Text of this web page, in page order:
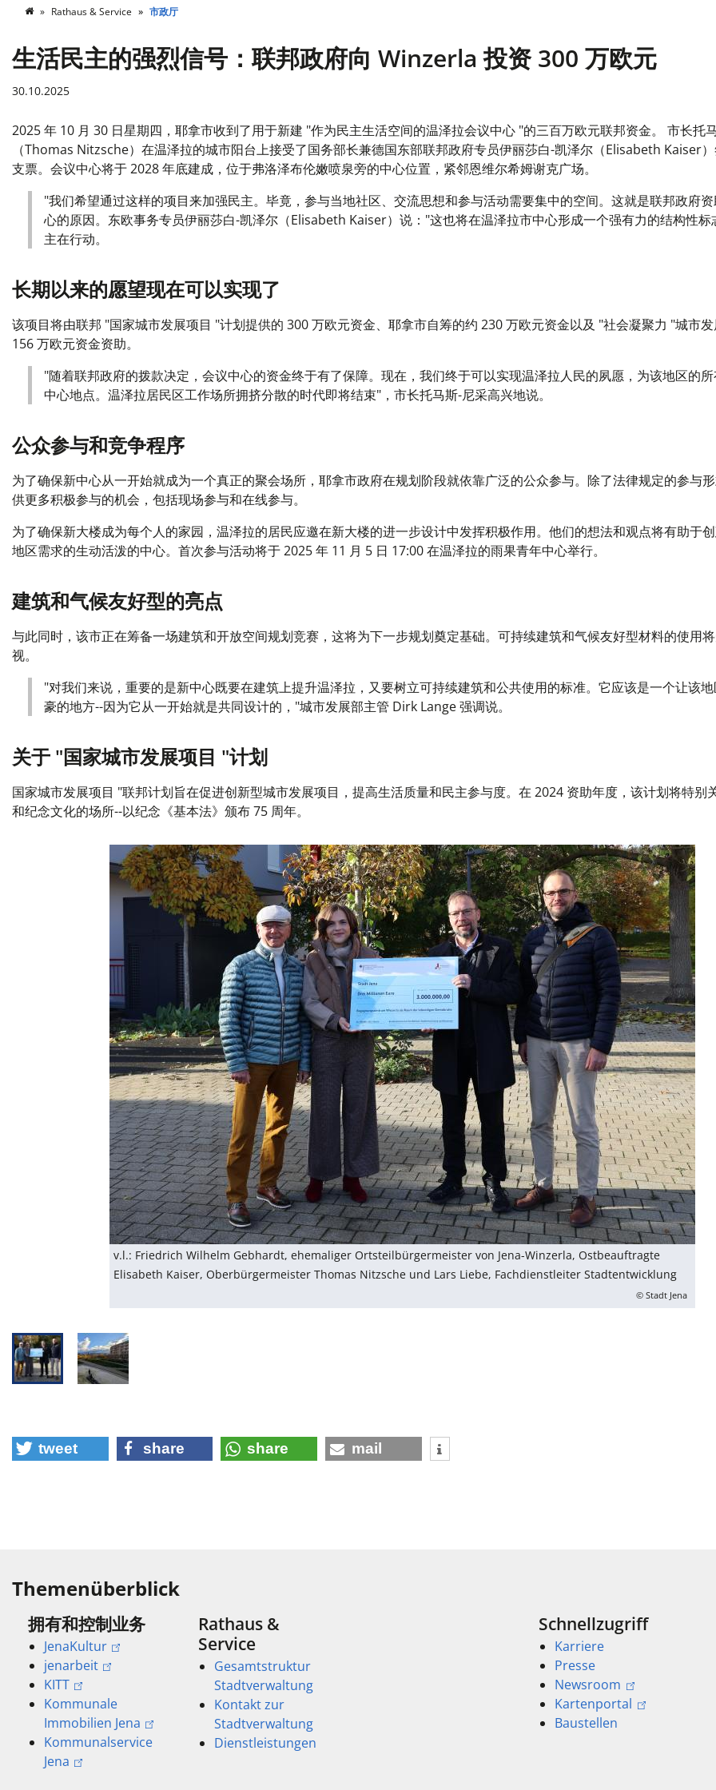
Rathaus & Service 市政厅
生活民主的强烈信号：联邦政府向 Winzerla 投资 300 万欧元
30.10.2025
2025 年 10 月 30 日星期四，耶拿市收到了用于新建 "作为民主生活空间的温泽拉会议中心 "的三百万欧元联邦资金。 市长托
（Thomas Nitzsche）在温泽拉的城市阳台上接受了国务部长兼德国东部联邦政府专员伊丽莎白-凯泽尔（Elisabeth Kaiser
支票。会议中心将于 2028 年底建成，位于弗洛泽布伦嫩喷泉旁的中心位置，紧邻恩维尔希姆谢克广场。
"我们希望通过这样的项目来加强民主。毕竟，参与当地社区、交流思想和参与活动需要集中的空间。这就是联邦政府
心的原因。东欧事务专员伊丽莎白-凯泽尔（Elisabeth Kaiser）说："这也将在温泽拉市中心形成一个强有力的结构性标
主在行动。
长期以来的愿望现在可以实现了
该项目将由联邦 "国家城市发展项目 "计划提供的 300 万欧元资金、耶拿市自筹的约 230 万欧元资金以及 "社会凝聚力 "城市
156 万欧元资金资助。
"随着联邦政府的拨款决定，会议中心的资金终于有了保障。现在，我们终于可以实现温泽拉人民的夙愿，为该地区的
中心地点。温泽拉居民区工作场所拥挤分散的时代即将结束"，市长托马斯-尼采高兴地说。
公众参与和竞争程序
为了确保新中心从一开始就成为一个真正的聚会场所，耶拿市政府在规划阶段就依靠广泛的公众参与。除了法律规定的参与
供更多积极参与的机会，包括现场参与和在线参与。
为了确保新大楼成为每个人的家园，温泽拉的居民应邀在新大楼的进一步设计中发挥积极作用。他们的想法和观点将有助于
地区需求的生动活泼的中心。首次参与活动将于 2025 年 11 月 5 日 17:00 在温泽拉的雨果青年中心举行。
建筑和气候友好型的亮点
与此同时，该市正在筹备一场建筑和开放空间规划竞赛，这将为下一步规划奠定基础。可持续建筑和气候友好型材料的使用
视。
"对我们来说，重要的是新中心既要在建筑上提升温泽拉，又要树立可持续建筑和公共使用的标准。它应该是一个让该
豪的地方--因为它从一开始就是共同设计的，"城市发展部主管 Dirk Lange 强调说。
关于 "国家城市发展项目 "计划
国家城市发展项目 "联邦计划旨在促进创新型城市发展项目，提高生活质量和民主参与度。在 2024 资助年度，该计划将特别
和纪念文化的场所--以纪念《基本法》颁布 75 周年。
v.l.: Friedrich Wilhelm Gebhardt, ehemaliger Ortsteilbürgermeister von Jena-Winzerla, Ostbeauftragte
Elisabeth Kaiser, Oberbürgermeister Thomas Nitzsche und Lars Liebe, Fachdienstleiter Stadtentwicklung
© Stadt Jena
tweet share share mail
Themenüberblick
拥有和控制业务
JenaKultur
jenarbeit
KITT
Kommunale
Immobilien Jena
Kommunalservice
Jena
Rathaus &
Service
Gesamtstruktur
Stadtverwaltung
Kontakt zur
Stadtverwaltung
Dienstleistungen
Schnellzugriff
Karriere
Presse
Newsroom
Kartenportal
Baustellen